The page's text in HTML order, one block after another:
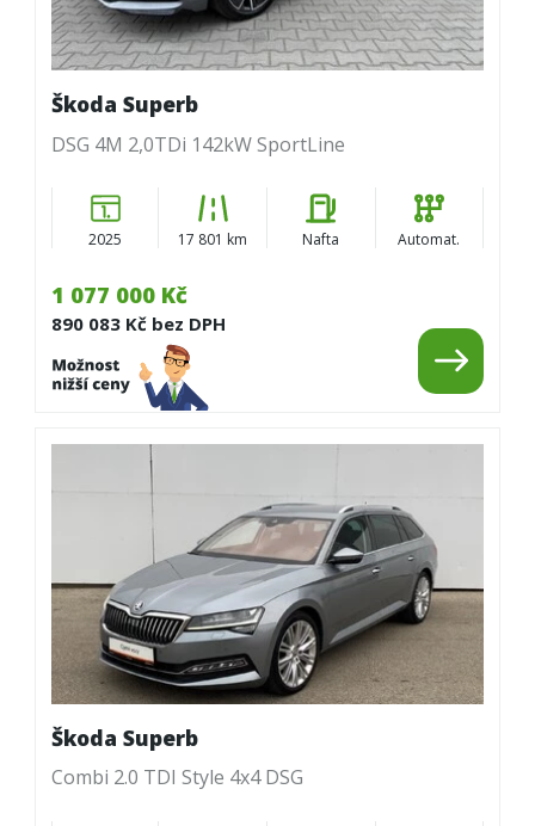
1 077 000 Kč
890 083 Kč bez DPH
Škoda Superb
DSG 4M 2,0TDi 142kW SportLine
2025 17 801 km Nafta Automat.
Škoda Superb
Combi 2.0 TDI Style 4x4 DSG